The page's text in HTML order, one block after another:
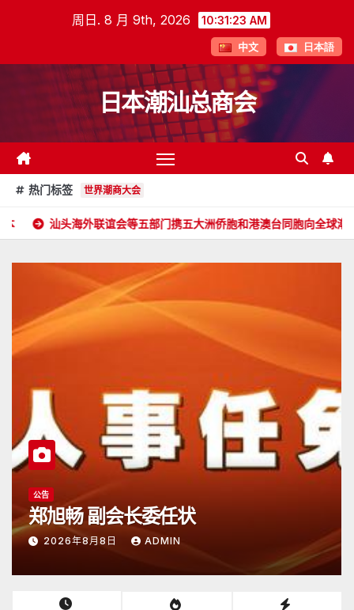
周日. 8 月 9th, 2026 10:31:24 AM
中文 日本語
日本潮汕总商会
热门标签 世界潮商大会
联谊会等五部门携五大洲侨胞和港澳台同胞向全球潮人拜年！
公告
郑旭畅 副会长委任状
2026年8月8日 ADMIN